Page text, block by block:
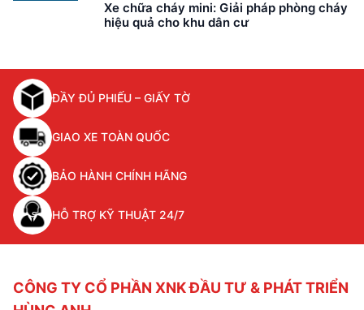
Xe chữa cháy mini: Giải pháp phòng cháy
hiệu quả cho khu dân cư
ĐẦY ĐỦ PHIẾU – GIẤY TỜ
GIAO XE TOÀN QUỐC
BẢO HÀNH CHÍNH HÃNG
HỖ TRỢ KỸ THUẬT 24/7
CÔNG TY CỔ PHẦN XNK ĐẦU TƯ & PHÁT TRIỂN